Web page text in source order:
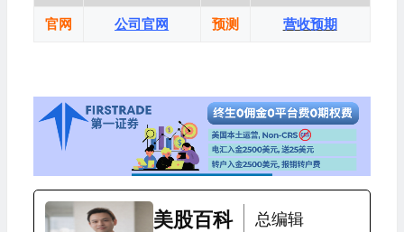
官网 公司官网 预测 营收预期
美股百科 总编辑